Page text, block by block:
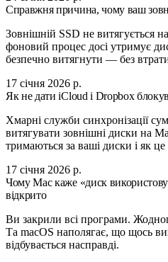
Справжня причина, чому ваш
Зовнішній SSD не витягується
фоновий процес досі утримує
безпечно витягнути — без
17 січня 2026 р.
Як не дати iCloud і Dropbox
Хмарні служби синхронізації
витягувати зовнішні диски на
тримаються за ваші диски і як це
17 січня 2026 р.
Чому Mac каже «диск
відкрито
Ви закрили всі програми.
Та macOS наполягає, що щось
відбувається насправді.